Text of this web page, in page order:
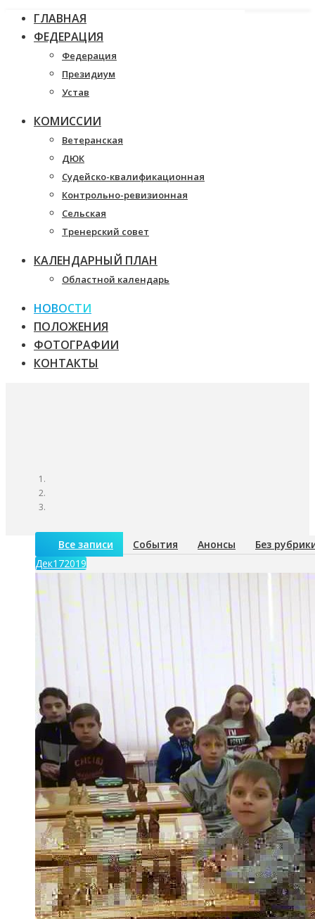
ГЛАВНАЯ
ФЕДЕРАЦИЯ
Федерация
Президиум
Устав
КОМИССИИ
Ветеранская
ДЮК
Судейско-квалификационная
Контрольно-ревизионная
Сельская
Тренерский совет
КАЛЕНДАРНЫЙ ПЛАН
Областной календарь
НОВОСТИ
ПОЛОЖЕНИЯ
ФОТОГРАФИИ
КОНТАКТЫ
Все записи События Анонсы
Без
Дек172019